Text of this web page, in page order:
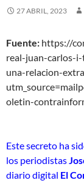
27 ABRIL, 2023
Fuente: https://
real-juan-carlos-
una-relacion-
oletin-
Este secreto ha
los periodistas
diario digital El